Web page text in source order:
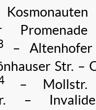
–
Str. –
– Mollstr.
–